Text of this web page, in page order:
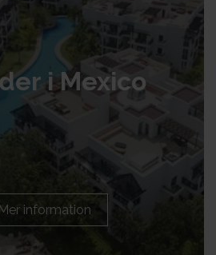
i Mexico
Mer information